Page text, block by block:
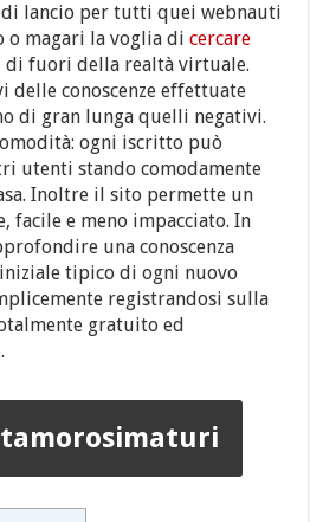
lancio per tutti quei webnauti
o magari la voglia di cercare
di fuori della realtà virtuale.
delle conoscenze effettuate
di gran lunga quelli negativi.
ogni iscritto può
utenti stando comodamente
Inoltre il sito permette un
facile e meno impacciato. In
una conoscenza
iniziale tipico di ogni nuovo
registrandosi sulla
gratuito ed